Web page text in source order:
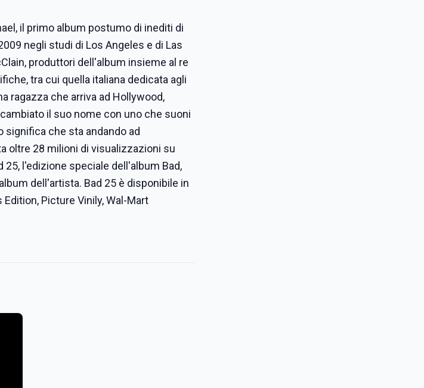
il primo album postumo di inediti di
negli studi di Los Angeles e di Las
produttori dell'album insieme al re
tra cui quella italiana dedicata agli
ragazza che arriva ad Hollywood,
il suo nome con uno che suoni
significa che sta andando ad
oltre 28 milioni di visualizzazioni su
25, l'edizione speciale dell'album Bad,
dell'artista. Bad 25 è disponibile in
Picture Vinily, Wal-Mart